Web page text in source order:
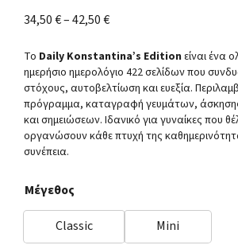
34,50€–42,50€
Το Daily Konstantina’s Edition είναι ένα
ημερήσιο ημερολόγιο 422 σελίδων που
στόχους, αυτοβελτίωση και ευεξία.
πρόγραμμα, καταγραφή γευμάτων,
και σημειώσεων. Ιδανικό για γυναίκες που
οργανώσουν κάθε πτυχή της
συνέπεια.
Μέγεθος
Classic
Mini